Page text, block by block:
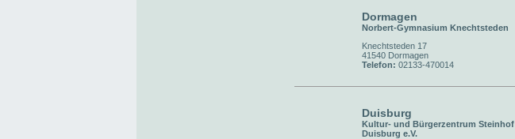
Dormagen
Norbert-Gymnasium Knechtsteden
Knechtsteden 17
41540 Dormagen
Telefon: 02133-470014
Duisburg
Kultur- und Bürgerzentrum Steinhof
Duisburg e.V.